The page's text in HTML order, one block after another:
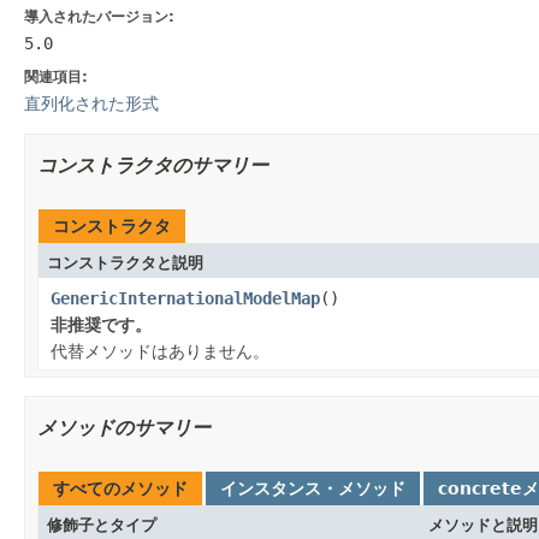
導入されたバージョン:
5.0
関連項目:
直列化された形式
コンストラクタのサマリー
コンストラクタ
コンストラクタと説明
GenericInternationalModelMap()
非推奨です。
代替メソッドはありません。
メソッドのサマリー
すべてのメソッド インスタンス・メソッド concreteメ
修飾子とタイプ メソッドと説明